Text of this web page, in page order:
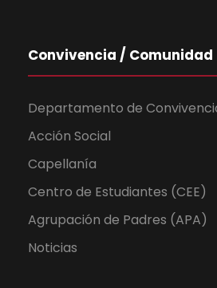
Convivencia / Comunidad
Departamento de
Acción Social
Capellanía
Centro de Estudiantes (CEE)
Agrupación de Padres (APA)
Noticias